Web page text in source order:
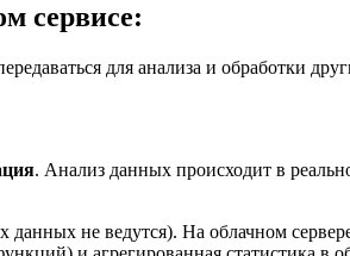
сервисе:
для анализа и обработки
. Анализ данных происходит в
не ведутся). На облачном